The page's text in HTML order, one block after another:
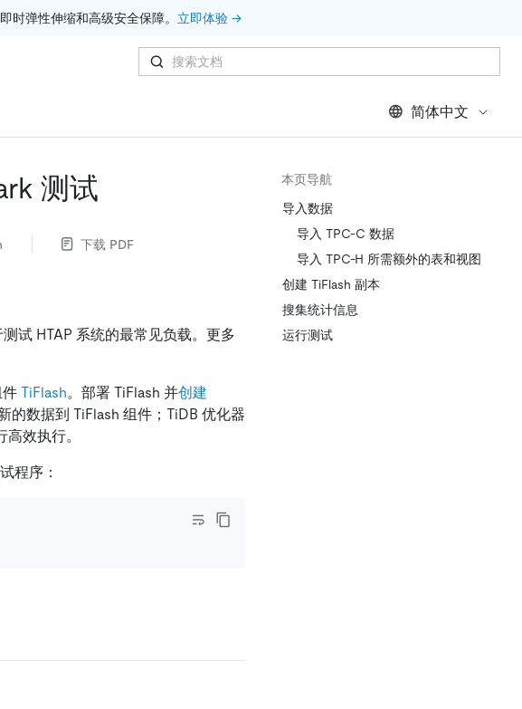
时弹性伸缩和高级安全保障。 立即体验 →
简体中文
测试
下载 PDF
试 HTAP 系统的最常见负载。更多
TiFlash。部署 TiFlash 并创建
的数据到 TiFlash 组件；TiDB 优化器
效执行。
程序：
本页导航
导入数据
导入 TPC-C 数据
导入 TPC-H 所需额外的表和视图
创建 TiFlash 副本
搜集统计信息
运行测试